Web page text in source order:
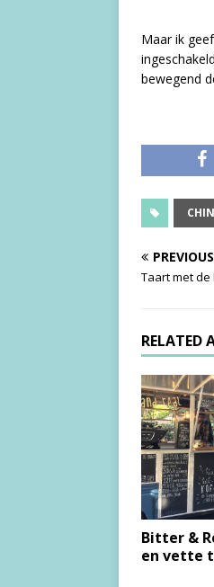
Maar ik
bewegend
PREVIOUS
Taart met de
RELATED
Bitter &
en vette